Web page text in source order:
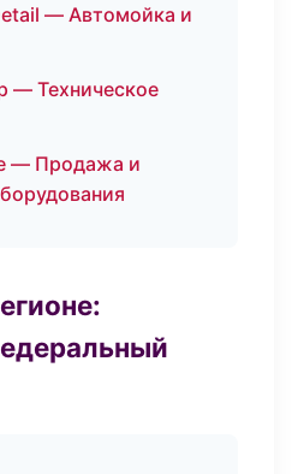
— Автомойка и
— Техническое
— Продажа и